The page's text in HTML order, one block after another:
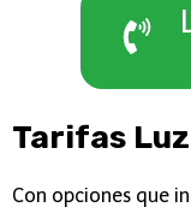
Tarifas
Con opciones que